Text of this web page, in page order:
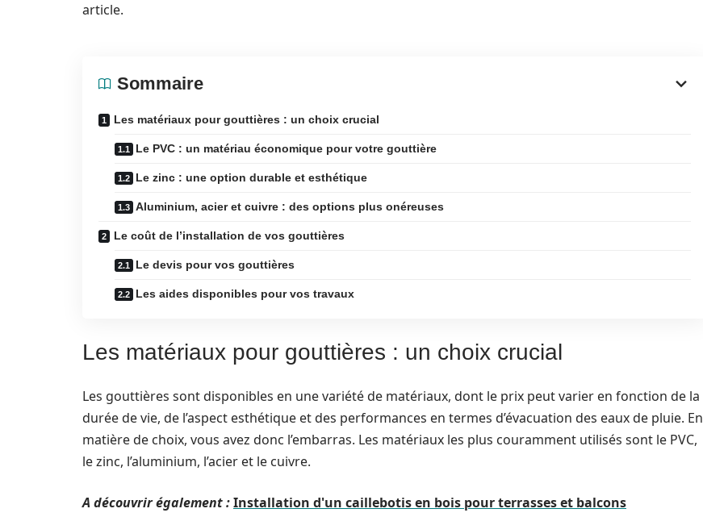
article.
Sommaire
Les matériaux pour gouttières : un choix crucial
Le PVC : un matériau économique pour votre gouttière
Le zinc : une option durable et esthétique
Aluminium, acier et cuivre : des options plus onéreuses
Le coût de l’installation de vos gouttières
Le devis pour vos gouttières
Les aides disponibles pour vos travaux
Les matériaux pour gouttières : un choix crucial
Les gouttières sont disponibles en une variété de matériaux, dont le prix peut varier en fonction de la
durée de vie, de l’aspect esthétique et des performances en termes d’évacuation des eaux de pluie. En
matière de choix, vous avez donc l’embarras. Les matériaux les plus couramment utilisés sont le PVC,
le zinc, l’aluminium, l’acier et le cuivre.
A découvrir également :Installation d'un caillebotis en bois pour terrasses et balcons